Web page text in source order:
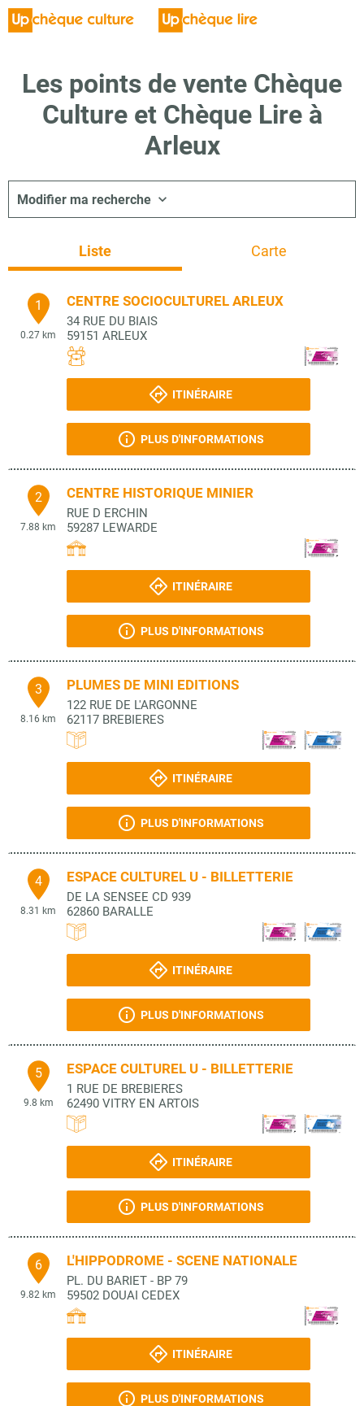
Les points de vente Chèque
Culture et Chèque Lire à
Arleux
Modifier ma recherche
Liste Carte
1
0.27 km
CENTRE SOCIOCULTUREL ARLEUX
34 RUE DU BIAIS
59151 ARLEUX
ITINÉRAIRE
PLUS D'INFORMATIONS
2
7.88 km
CENTRE HISTORIQUE MINIER
RUE D ERCHIN
59287 LEWARDE
ITINÉRAIRE
PLUS D'INFORMATIONS
3
8.16 km
PLUMES DE MINI EDITIONS
122 RUE DE L'ARGONNE
62117 BREBIERES
ITINÉRAIRE
PLUS D'INFORMATIONS
4
8.31 km
ESPACE CULTUREL U - BILLETTERIE
DE LA SENSEE CD 939
62860 BARALLE
ITINÉRAIRE
PLUS D'INFORMATIONS
5
9.8 km
ESPACE CULTUREL U - BILLETTERIE
1 RUE DE BREBIERES
62490 VITRY EN ARTOIS
ITINÉRAIRE
PLUS D'INFORMATIONS
6
9.82 km
L'HIPPODROME - SCENE NATIONALE
PL. DU BARIET - BP 79
59502 DOUAI CEDEX
ITINÉRAIRE
PLUS D'INFORMATIONS